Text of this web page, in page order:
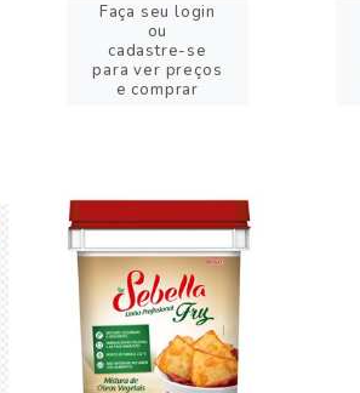
Faça seu login
ou
cadastre-se
para ver preços
e comprar